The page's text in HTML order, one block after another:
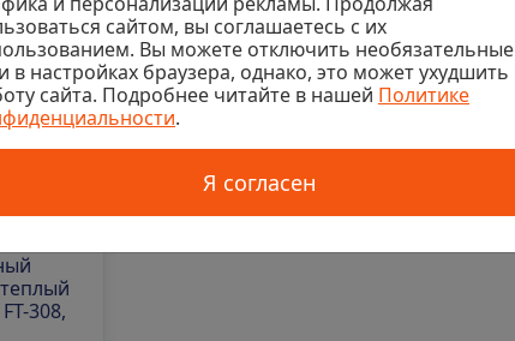
308,
сайтом, вы соглашаетесь с их
Вы можете отключить необязательные
в настройках браузера, однако, это может ухудшить
сайта. Подробнее читайте в нашей Политике
.
Я согласен